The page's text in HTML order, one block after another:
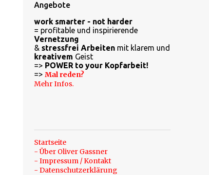
Angebote
work smarter - not harder
= profitable und inspirierende
Vernetzung
& stressfrei Arbeitenmit klarem und
kreativem Geist
=> POWER to your Kopfarbeit!
=> Mal reden?
Mehr Infos.
Startseite
- Über Oliver Gassner
- Impressum / Kontakt
- Datenschutzerklärung